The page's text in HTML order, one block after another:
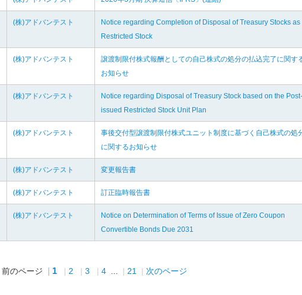
(株)アドバンテスト
Notice regarding Completion of Disposal of Treasury Stocks as
Restricted Stock
(株)アドバンテスト
譲渡制限付株式報酬としての自己株式の処分の払込完了に関す
お知らせ
(株)アドバンテスト
Notice regarding Disposal of Treasury Stock based on the Post-
issued Restricted Stock Unit Plan
(株)アドバンテスト
事後交付型譲渡制限付株式ユニット制度に基づく自己株式の処
に関するお知らせ
(株)アドバンテスト 変更報告書
(株)アドバンテスト 訂正臨時報告書
(株)アドバンテスト
Notice on Determination of Terms of Issue of Zero Coupon
Convertible Bonds Due 2031
前のページ 1 2 3 4 21 次のページ